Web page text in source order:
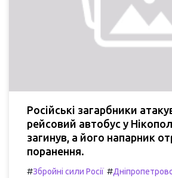
Російські загарбники
рейсовий автобус у
загинув, а його напарник
поранення.
#Збройні сили Росії #